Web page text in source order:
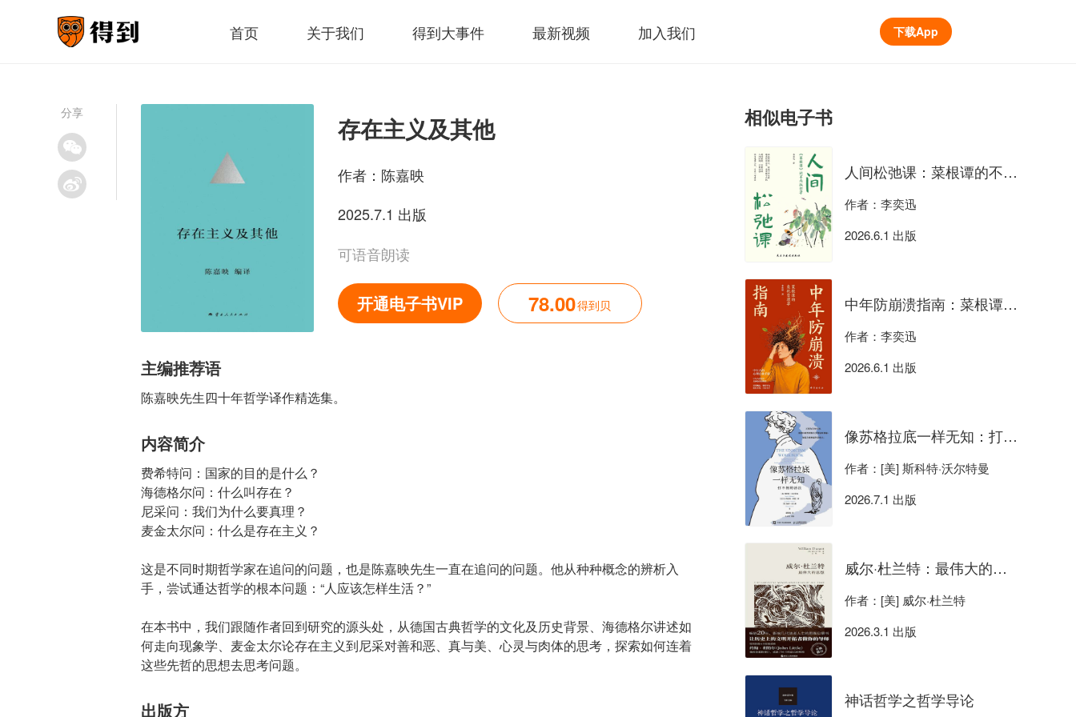
首页 关于我们 得到大事件 最新视频 加入我们 下载App
分享
存在主义及其他
作者： 陈嘉映
2025.7.1 出版
可语音朗读
开通电子书VIP 78.00得到贝
主编推荐语
陈嘉映先生四十年哲学译作精选集。
内容简介
费希特问：国家的目的是什么？
海德格尔问：什么叫存在？
尼采问：我们为什么要真理？
麦金太尔问：什么是存在主义？
这是不同时期哲学家在追问的问题，也是陈嘉映先生一直在追问的问题。他从种种概念的辨析入
手，尝试通达哲学的根本问题：“人应该怎样生活？”
在本书中，我们跟随作者回到研究的源头处，从德国古典哲学的文化及历史背景、海德格尔讲述如
何走向现象学、麦金太尔论存在主义到尼采对善和恶、真与美、心灵与肉体的思考，探索如何连着
这些先哲的思想去思考问题。
出版方
相似电子书
人间松弛课：菜根谭的不内耗哲学
作者：李奕迅
2026.6.1 出版
中年防崩溃指南：菜根谭的危机管理学
作者：李奕迅
2026.6.1 出版
像苏格拉底一样无知：打不倒的活法
作者：[美] 斯科特·沃尔特曼
2026.7.1 出版
威尔·杜兰特：最伟大的思想
作者：[美] 威尔·杜兰特
2026.3.1 出版
神话哲学之哲学导论